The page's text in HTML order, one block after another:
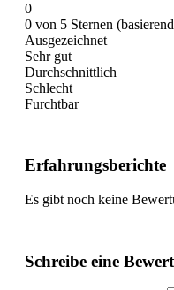
0
0 von 5 Sternen
Ausgezeichnet
Sehr gut
Durchschnittlich
Schlecht
Furchtbar
Erfahrungsberichte
Es gibt noch keine
Schreibe eine